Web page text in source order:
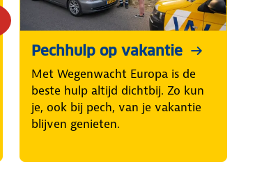
Pechhulp op vakantie
Met Wegenwacht Europa is de
beste hulp altijd dichtbij. Zo kun
je, ook bij pech, van je vakantie
blijven genieten.